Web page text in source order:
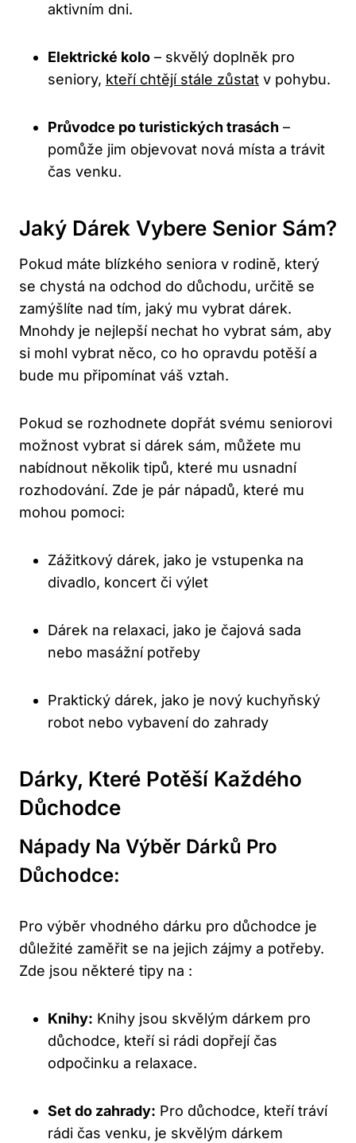
aktivním dni.
Elektrické kolo – skvělý doplněk pro
seniory, kteří chtějí stále zůstat v pohybu.
Průvodce po turistických trasách –
pomůže jim objevovat nová místa a trávit
čas venku.
Jaký Dárek Vybere Senior Sám?
Pokud máte blízkého seniora v rodině, který
se chystá na odchod do důchodu, určitě se
zamýšlíte nad tím, jaký mu vybrat dárek.
Mnohdy je nejlepší nechat ho vybrat sám, aby
si mohl vybrat něco, co ho opravdu potěší a
bude mu připomínat váš vztah.
Pokud se rozhodnete dopřát svému seniorovi
možnost vybrat si dárek sám, můžete mu
nabídnout několik tipů, které mu usnadní
rozhodování. Zde je pár nápadů, které mu
mohou pomoci:
Zážitkový dárek, jako je vstupenka na
divadlo, koncert či výlet
Dárek na relaxaci, jako je čajová sada
nebo masážní potřeby
Praktický dárek, jako je nový kuchyňský
robot nebo vybavení do zahrady
Dárky, Které Potěší Každého
Důchodce
Nápady Na Výběr Dárků Pro
Důchodce:
Pro výběr vhodného dárku pro důchodce je
důležité zaměřit se na jejich zájmy a potřeby.
Zde jsou některé tipy na :
Knihy: Knihy jsou skvělým dárkem pro
důchodce, kteří si rádi dopřejí čas
odpočinku a relaxace.
Set do zahrady: Pro důchodce, kteří tráví
rádi čas venku, je skvělým dárkem